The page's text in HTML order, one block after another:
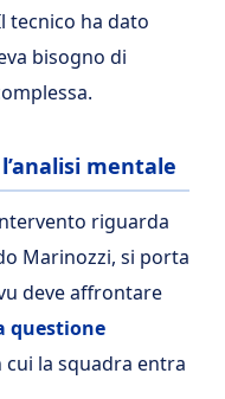
tecnico ha dato
bisogno di
mentale
riguarda
Marinozzi, si porta
deve affrontare
questione
la squadra entra